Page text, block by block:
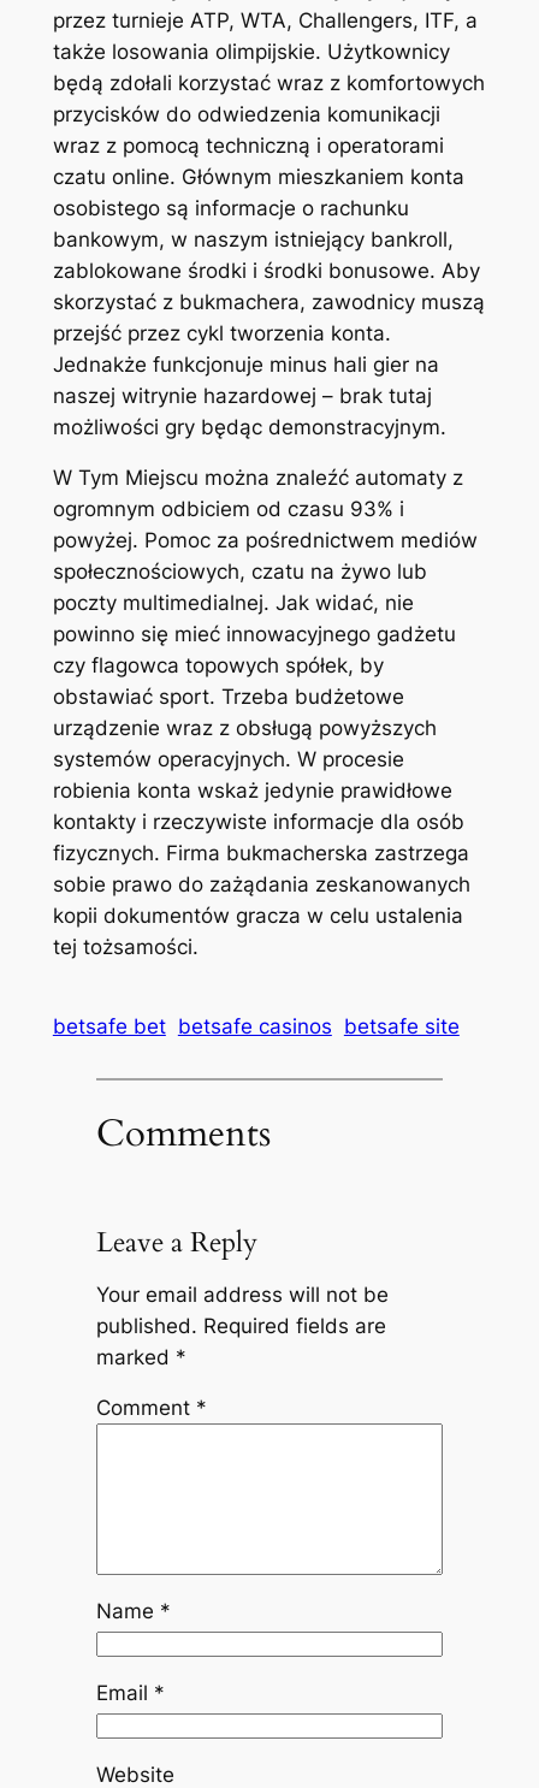
przez turnieje ATP, WTA, Challengers, ITF, a
także losowania olimpijskie. Użytkownicy
będą zdołali korzystać wraz z komfortowych
przycisków do odwiedzenia komunikacji
wraz z pomocą techniczną i operatorami
czatu online. Głównym mieszkaniem konta
osobistego są informacje o rachunku
bankowym, w naszym istniejący bankroll,
zablokowane środki i środki bonusowe. Aby
skorzystać z bukmachera, zawodnicy muszą
przejść przez cykl tworzenia konta.
Jednakże funkcjonuje minus hali gier na
naszej witrynie hazardowej – brak tutaj
możliwości gry będąc demonstracyjnym.
W Tym Miejscu można znaleźć automaty z
ogromnym odbiciem od czasu 93% i
powyżej. Pomoc za pośrednictwem mediów
społecznościowych, czatu na żywo lub
poczty multimedialnej. Jak widać, nie
powinno się mieć innowacyjnego gadżetu
czy flagowca topowych spółek, by
obstawiać sport. Trzeba budżetowe
urządzenie wraz z obsługą powyższych
systemów operacyjnych. W procesie
robienia konta wskaż jedynie prawidłowe
kontakty i rzeczywiste informacje dla osób
fizycznych. Firma bukmacherska zastrzega
sobie prawo do zażądania zeskanowanych
kopii dokumentów gracza w celu ustalenia
tej tożsamości.
betsafe bet betsafe casinos betsafe site
Comments
Leave a Reply
Your email address will not be
published. Required fields are
marked *
Comment *
Name *
Email *
Website